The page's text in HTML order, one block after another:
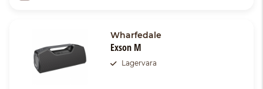
Wharfedale
Exson M
Lagervara